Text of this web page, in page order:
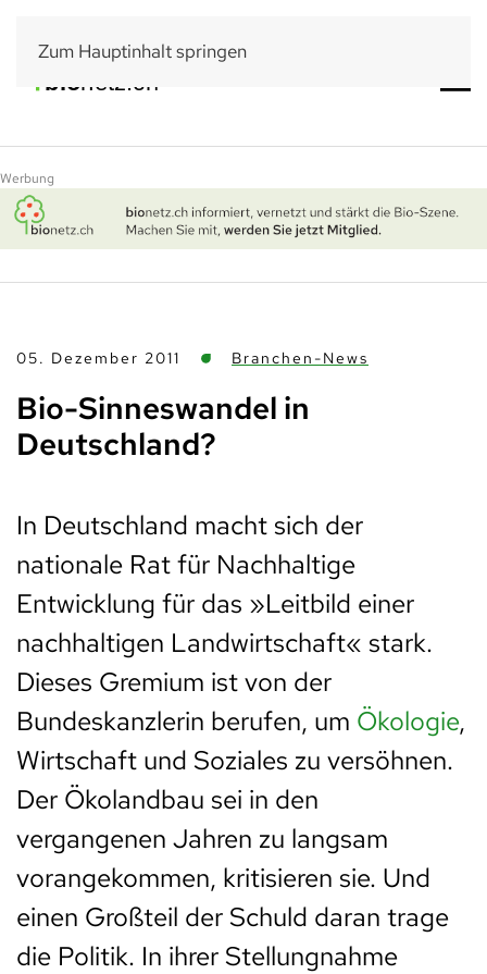
Zum Hauptinhalt springen
Werbung
05. Dezember 2011 Branchen-News
Bio-Sinneswandel in
Deutschland?
In Deutschland macht sich der
nationale Rat für Nachhaltige
Entwicklung für das »Leitbild einer
nachhaltigen Landwirtschaft« stark.
Dieses Gremium ist von der
Bundeskanzlerin berufen, um Ökologie,
Wirtschaft und Soziales zu versöhnen.
Der Ökolandbau sei in den
vergangenen Jahren zu langsam
vorangekommen, kritisieren sie. Und
einen Großteil der Schuld daran trage
die Politik. In ihrer Stellungnahme